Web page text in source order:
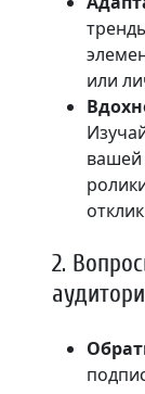
или
вашей
2.